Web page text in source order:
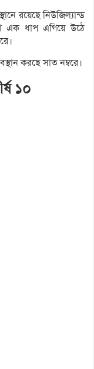
রয়েছে নিউজিল্যান্ড
এক ধাপ এগিয়ে উঠে
করছে সাত নম্বরে।
১০